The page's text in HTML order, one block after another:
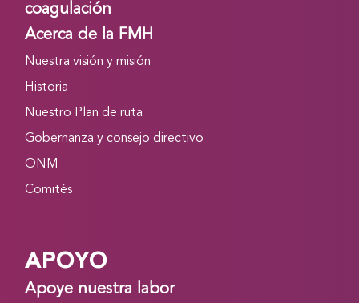
coagulación
Acerca de la FMH
Nuestra visión y misión
Historia
Nuestro Plan de ruta
Gobernanza y consejo directivo
ONM
Comités
APOYO
Apoye nuestra labor